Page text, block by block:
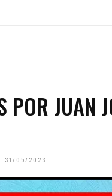
POR JUAN
31/05/2023